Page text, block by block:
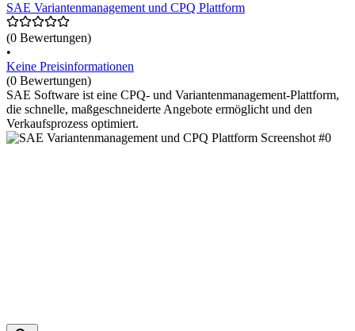
SAE Variantenmanagement und CPQ Plattform
(0 Bewertungen)
•
Keine Preisinformationen
(0 Bewertungen)
SAE Software ist eine CPQ- und Variantenmanagement-Plattform,
die schnelle, maßgeschneiderte Angebote ermöglicht und den
Verkaufsprozess optimiert.